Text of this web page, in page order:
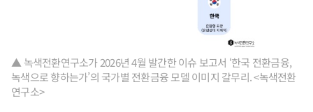
▲ 녹색전환연구소가 2026년 4월 발간한 이슈 보고서 ‘한국 전환금융,
녹색으로 향하는가’의 국가별 전환금융 모델 이미지 갈무리. <녹색전환
연구소>